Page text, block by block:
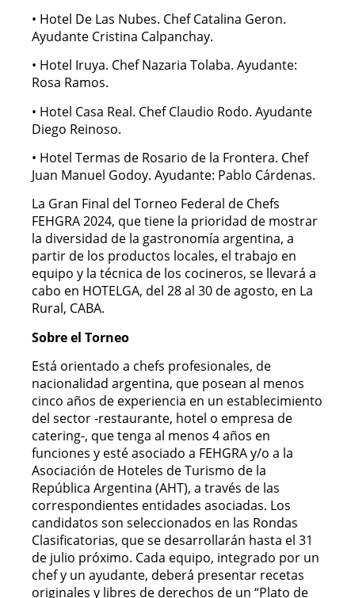
• Hotel De Las Nubes. Chef Catalina Geron.
Ayudante Cristina Calpanchay.
• Hotel Iruya. Chef Nazaria Tolaba. Ayudante:
Rosa Ramos.
• Hotel Casa Real. Chef Claudio Rodo. Ayudante
Diego Reinoso.
• Hotel Termas de Rosario de la Frontera. Chef
Juan Manuel Godoy. Ayudante: Pablo Cárdenas.
La Gran Final del Torneo Federal de Chefs
FEHGRA 2024, que tiene la prioridad de mostrar
la diversidad de la gastronomía argentina, a
partir de los productos locales, el trabajo en
equipo y la técnica de los cocineros, se llevará a
cabo en HOTELGA, del 28 al 30 de agosto, en La
Rural, CABA.
Sobre el Torneo
Está orientado a chefs profesionales, de
nacionalidad argentina, que posean al menos
cinco años de experiencia en un establecimiento
del sector -restaurante, hotel o empresa de
catering-, que tenga al menos 4 años en
funciones y esté asociado a FEHGRA y/o a la
Asociación de Hoteles de Turismo de la
República Argentina (AHT), a través de las
correspondientes entidades asociadas. Los
candidatos son seleccionados en las Rondas
Clasificatorias, que se desarrollarán hasta el 31
de julio próximo. Cada equipo, integrado por un
chef y un ayudante, deberá presentar recetas
originales y libres de derechos de un “Plato de